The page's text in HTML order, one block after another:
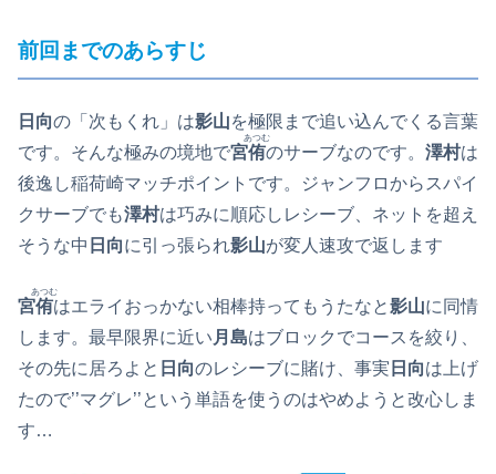
前回までのあらすじ
日向の「次もくれ」は影山を極限まで追い込んでくる言葉
です。そんな極みの境地で宮侑
あつむ
のサーブなのです。 澤村は
後逸し稲荷崎マッチポイントです。ジャンフロからスパイ
クサーブでも澤村は巧みに順応しレシーブ、ネットを超え
そうな中 日向に引っ張られ影山が変人速攻で返します
宮侑
あつむ
はエライおっかない相棒持ってもうたなと影山に同情
します。最早限界に近い 月島はブロックでコースを絞り、
その先に居ろよと 日向のレシーブに賭け、事実 日向は上げ
たので’’マグレ’’という単語を使うのはやめようと改心しま
す…